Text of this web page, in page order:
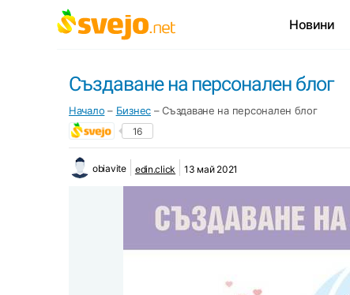
Новини
Създаване на персонален блог
Начало – Бизнес–Създаване на персонален блог
16
obiavite edin.click 13 май 2021